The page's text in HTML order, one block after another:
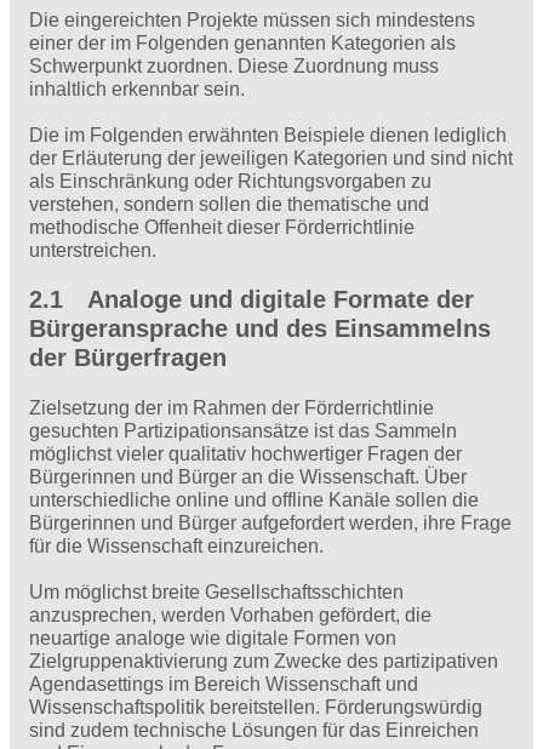
Die eingereichten Projekte müssen sich mindestens
einer der im Folgenden genannten Kategorien als
Schwerpunkt zuordnen. Diese Zuordnung muss
inhaltlich erkennbar sein.
Die im Folgenden erwähnten Beispiele dienen lediglich
der Erläuterung der jeweiligen Kategorien und sind nicht
als Einschränkung oder Richtungsvorgaben zu
verstehen, sondern sollen die thematische und
methodische Offenheit dieser Förderrichtlinie
unterstreichen.
2.1 Analoge und digitale Formate der
Bürgeransprache und des Einsammelns
der Bürgerfragen
Zielsetzung der im Rahmen der Förderrichtlinie
gesuchten Partizipationsansätze ist das Sammeln
möglichst vieler qualitativ hochwertiger Fragen der
Bürgerinnen und Bürger an die Wissenschaft. Über
unterschiedliche online und offline Kanäle sollen die
Bürgerinnen und Bürger aufgefordert werden, ihre Frage
für die Wissenschaft einzureichen.
Um möglichst breite Gesellschaftsschichten
anzusprechen, werden Vorhaben gefördert, die
neuartige analoge wie digitale Formen von
Zielgruppenaktivierung zum Zwecke des partizipativen
Agendasettings im Bereich Wissenschaft und
Wissenschaftspolitik bereitstellen. Förderungswürdig
sind zudem technische Lösungen für das Einreichen